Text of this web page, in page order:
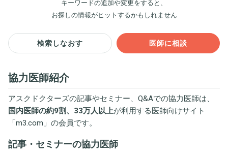
キーワードの追加や変更をすると、
お探しの情報がヒットするかもしれません
検索しなおす 医師に相談
協力医師紹介
アスクドクターズの記事やセミナー、Q&Aでの協力医師は、
国内医師の約9割、33万人以上が利用する医師向けサイト
「m3.com 」の会員です。
記事・セミナーの協力医師